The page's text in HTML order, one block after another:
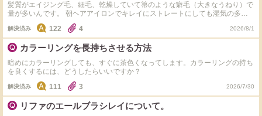
髪質がエイジング毛、細毛、乾燥していて箒のような癖毛（大きなうねり）で
量が多いんです。 朝ヘアアイロンでキレイにストレートにしても湿気の多い
日だとすぐに膨らんでボブヘアがおにぎりのような形になってしまい絶望的に
まとまりません。 少しでもこのわがままヘアをまとまりよくするヘアケアア
イテムがありましたらどうか教えていただけないでしょうか。 やはり縮毛矯
正しかないでしょうか。 シャンプーなどは現在、ラヴィラヴィータシリーズ
を使っています。
解決済み 122 4 2026/8/1
カラーリングを長持ちさせる方法
暗めにカラーリングしても、すぐに茶色くなってします。カラーリングの持ち
を良くするには、どうしたらいいですか？
解決済み 111 3 2026/7/30
リファのエールブラシレイについて。